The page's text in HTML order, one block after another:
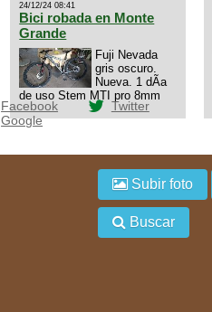
Facebook
Twitter
Google
interesa 3434568861 saludos
24/12/24 08:41
Bici robada en Monte
Grande
Fuji Nevada
gris oscuro.
Nueva. 1 dÃ­a
de uso Stem MTI pro 8mm
Subir foto
Buscar